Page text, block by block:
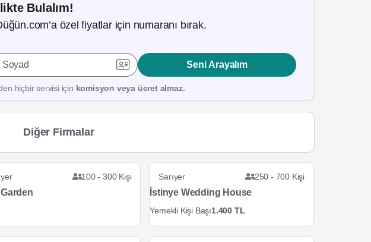
Bulalım!
özel fiyatlar için numaranı bırak.
Soyad Seni Arayalım
hiçbir servisi için komisyon veya ücret almaz.
Diğer Firmalar
100 - 300 Kişi Sarıyer 250 - 700 Kişi
İstinye Wedding House
Yemekli Kişi Başı1.400 TL